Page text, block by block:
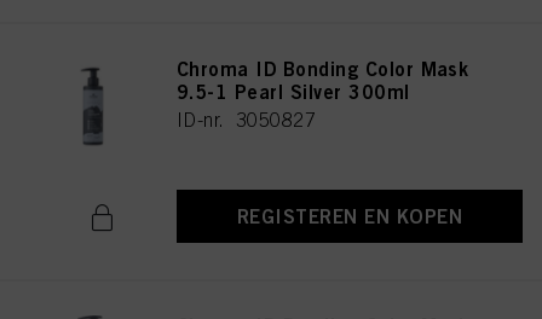
Chroma ID Bonding Color Mask
9.5-1 Pearl Silver 300ml
ID-nr. 3050827
REGISTEREN EN KOPEN